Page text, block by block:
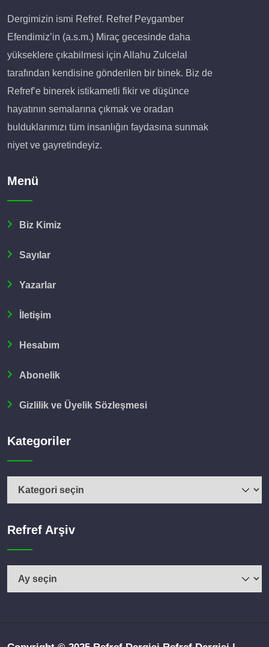
Dergimizin ismi Refref. Refref Peygamber
Efendimiz’in (a.s.m.) Miraç gecesinde daha
yükseklere çıkabilmesi için Allahu Zulcelal
tarafından kendisine gönderilen bir binek. Biz de
Refref’e binerek istikametli fikir ve düşünce
hayatının semalarına çıkmak ve oradan
bulduklarımızı tüm insanlığın faydasına sunmak
niyet ve gayretindeyiz.
Menü
Biz Kimiz
Sayılar
Yazarlar
İletişim
Hesabım
Abonelik
Gizlilik ve Üyelik Sözleşmesi
Kategoriler
Kategoriler
Refref ArşivRefref